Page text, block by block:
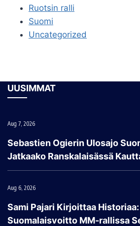
Ruotsin ralli
Suomi
Uncategorized
UUSIMMAT
Aug 7, 2026
Sebastien Ogierin Ulosajo
Jatkaako Ranskalaisässä
Aug 6, 2026
Sami Pajari Kirjoittaa
Suomalaisvoitto MM-rallissa